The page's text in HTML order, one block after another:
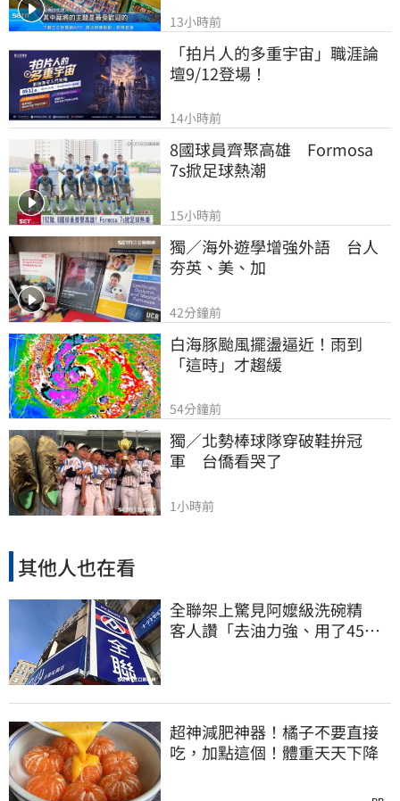
13小時前
「拍片人的多重宇宙」職涯論
壇9/12登場！
14小時前
8國球員齊聚高雄　Formosa
7s掀足球熱潮
15小時前
獨／海外遊學增強外語　台人
夯英、美、加
42分鐘前
白海豚颱風擺盪逼近！雨到
「這時」才趨緩
54分鐘前
獨／北勢棒球隊穿破鞋拚冠
軍　台僑看哭了
1小時前
其他人也在看
全聯架上驚見阿嬤級洗碗精
客人讚「去油力強、用了45
超神減肥神器！橘子不要直接
吃，加點這個！體重天天下降